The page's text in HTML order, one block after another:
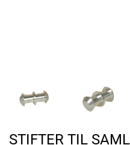
STIFTER TIL